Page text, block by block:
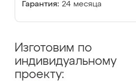
Гарантия: 24 месяца
Изготовим по
индивидуальному
проекту: